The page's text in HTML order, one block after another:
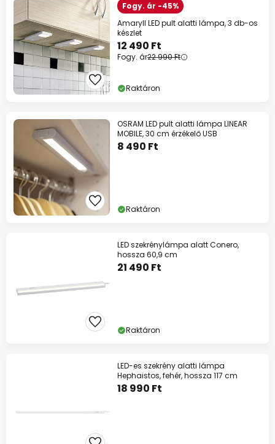
Fogy. ár -45%
Amaryll LED pult alatti lámpa, 3 db-os
készlet
12 490 Ft
Fogy. ár22 990 Ft
Raktáron
OSRAM LED pult alatti lámpa LINEAR
MOBILE, 30 cm érzékelő USB
8 490 Ft
Raktáron
LED szekrénylámpa alatt Conero,
hossza 60,9 cm
21 490 Ft
Raktáron
LED-es szekrény alatti lámpa
Hephaistos, fehér, hossza 117 cm
18 990 Ft